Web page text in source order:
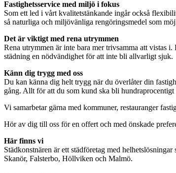
Fastighetsservice med miljö i fokus
Som ett led i vårt kvalitetstänkande ingår också
så naturliga och miljövänliga rengöringsmedel som
Det är viktigt med rena utrymmen
Rena utrymmen är inte bara mer trivsamma att vistas
städning en nödvändighet för att inte bli allvarligt sjuk.
Känn dig trygg med oss
Du kan känna dig helt trygg när du överlåter din
gång. Allt för att du som kund ska bli
Vi samarbetar gärna med kommuner, restauranger
Hör av dig till oss för en offert och med önskade
Här finns vi
Städkonstnären är ett städföretag med
Skanör, Falsterbo, Höllviken och Malmö.